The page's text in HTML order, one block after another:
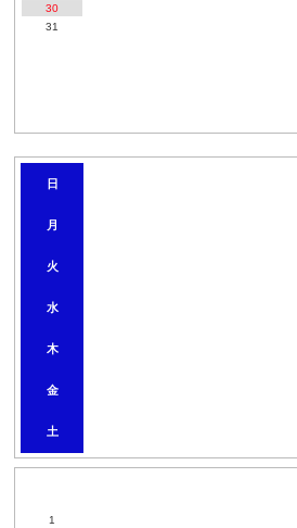
30
31
日
月
火
水
木
金
土
1